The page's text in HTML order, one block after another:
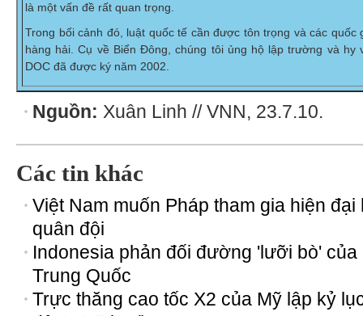
là một vấn đề rất quan trọng.
Trong bối cảnh đó, luật quốc tế cần được tôn trọng và các
hàng hải. Cụ về Biển Đông, chúng tôi ủng hộ lập trường và hy
DOC đã được ký năm 2002.
Nguồn: Xuân Linh // VNN, 23.7.10.
Các tin khác
Việt Nam muốn Pháp tham gia hiện đại
quân đội
Indonesia phản đối đường 'lưỡi bò' của
Trung Quốc
Trực thăng cao tốc X2 của Mỹ lập kỷ